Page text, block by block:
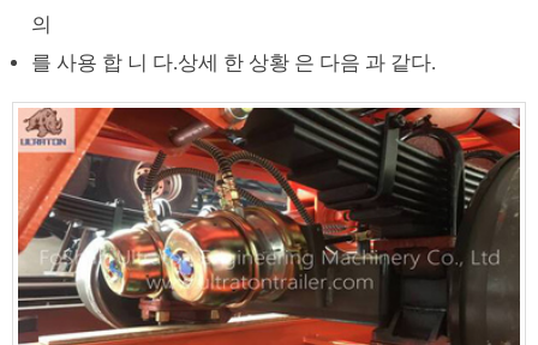
의
를 사용 합 니 다.상세 한 상황 은 다음 과 같다.